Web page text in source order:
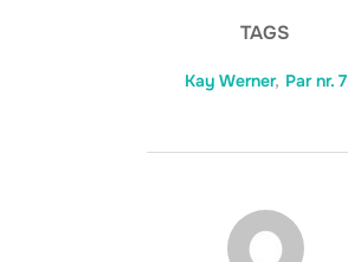
TAGS
Kay Werner, Par nr. 7
FORFATTER